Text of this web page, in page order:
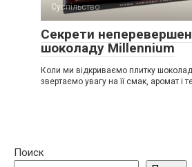
Суспільство
Секрети
шоколаду Millennium
Коли ми відкриваємо плитку
звертаємо увагу на її смак, аромат і
Поиск